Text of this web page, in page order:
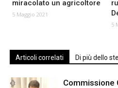
miracolato un agricoltore
5 Maggio 2021
5
Articoli correlati Di più dello
Commissione